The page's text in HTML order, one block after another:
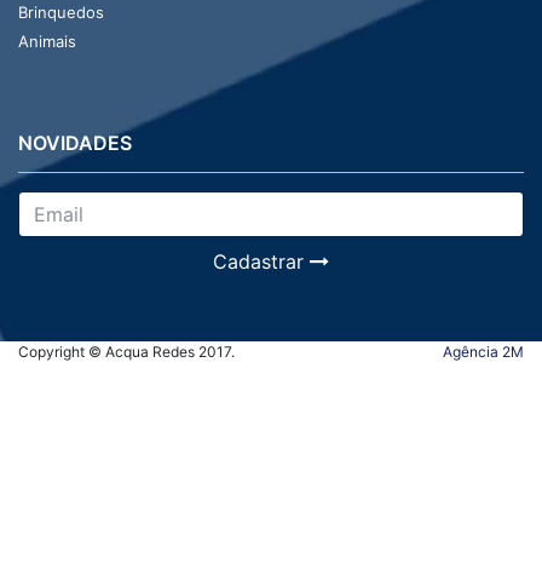
Brinquedos
Animais
NOVIDADES
Cadastrar
Copyright © Acqua Redes 2017. Agência 2M